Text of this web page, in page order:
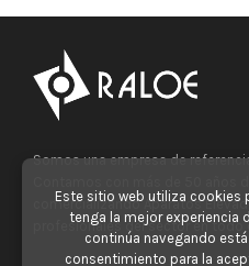
Somos una empresa de
Contamos con más de 50 años
comercializando Aparatos
profesionales del sector en todo
Este sitio web utiliza cookies
tenga la mejor experiencia
continúa navegando
consentimiento para la